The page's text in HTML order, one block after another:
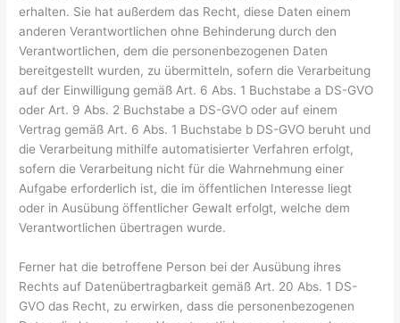
erhalten. Sie hat außerdem das Recht, diese Daten einem
anderen Verantwortlichen ohne Behinderung durch den
Verantwortlichen, dem die personenbezogenen Daten
bereitgestellt wurden, zu übermitteln, sofern die Verarbeitung
auf der Einwilligung gemäß Art. 6 Abs. 1 Buchstabe a DS-GVO
oder Art. 9 Abs. 2 Buchstabe a DS-GVO oder auf einem
Vertrag gemäß Art. 6 Abs. 1 Buchstabe b DS-GVO beruht und
die Verarbeitung mithilfe automatisierter Verfahren erfolgt,
sofern die Verarbeitung nicht für die Wahrnehmung einer
Aufgabe erforderlich ist, die im öffentlichen Interesse liegt
oder in Ausübung öffentlicher Gewalt erfolgt, welche dem
Verantwortlichen übertragen wurde.
Ferner hat die betroffene Person bei der Ausübung ihres
Rechts auf Datenübertragbarkeit gemäß Art. 20 Abs. 1 DS-
GVO das Recht, zu erwirken, dass die personenbezogenen